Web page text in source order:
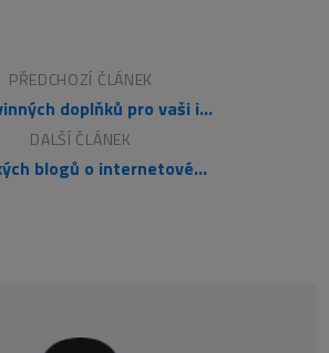
PŘEDCHOZÍ ČLÁNEK
Pět povinných doplňků pro vaši instalaci Joomly
DALŠÍ ČLÁNEK
20 českých blogů o internetovém marketingu